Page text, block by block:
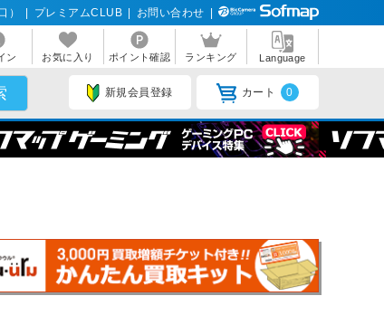
） プレミアムCLUB お問い合わせ
ン お気に入り ポイント確認 ランキング Language
新規会員登録 カート 0